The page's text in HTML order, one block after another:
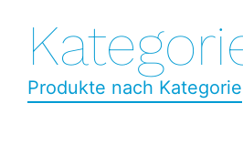
Produkte nach Kategorie